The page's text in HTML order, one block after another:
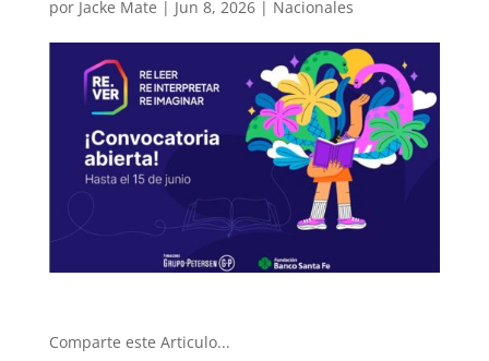
por Jacke Mate | Jun 8, 2026| Nacionales
Comparte este Articulo...